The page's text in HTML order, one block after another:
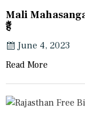
Mali
हैं
June 4, 2023
Read More